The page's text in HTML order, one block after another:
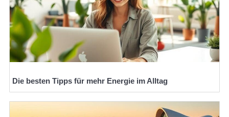
Die besten Tipps für mehr Energie im Alltag